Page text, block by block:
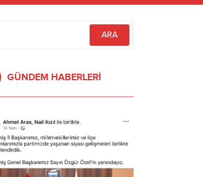
GÜNDEM HABERLERİ